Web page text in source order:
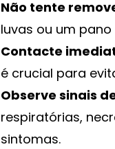
Não tente
luvas ou um pano
Contacte
é crucial para
Observe sinais
respiratórias,
sintomas.